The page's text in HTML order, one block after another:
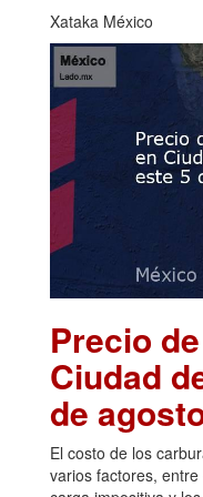
Xataka México
Precio
Ciudad
de
El costo de los
varios factores,